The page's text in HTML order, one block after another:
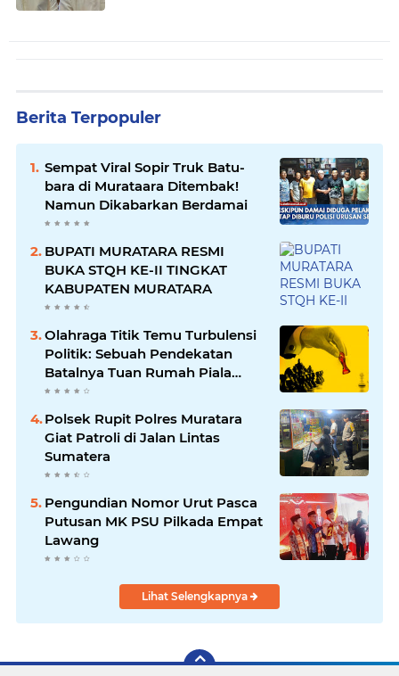
Berita Terpopuler
Sempat Viral Sopir Truk Batu-
bara di Murataara Ditembak!
Namun Dikabarkan Berdamai
BUPATI MURATARA RESMI
BUKA STQH KE-II TINGKAT
KABUPATEN MURATARA
Olahraga Titik Temu Turbulensi
Politik: Sebuah Pendekatan
Batalnya Tuan Rumah Piala
Dunia U-20
Polsek Rupit Polres Muratara
Giat Patroli di Jalan Lintas
Sumatera
Pengundian Nomor Urut Pasca
Putusan MK PSU Pilkada Empat
Lawang
Lihat Selengkapnya